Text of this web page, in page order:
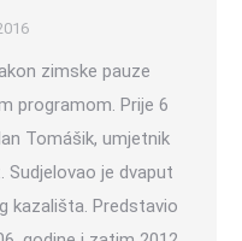
zimske pauze
programom. Prije 6
Tomášik, umjetnik
Sudjelovao je dvaput
kazališta. Predstavio